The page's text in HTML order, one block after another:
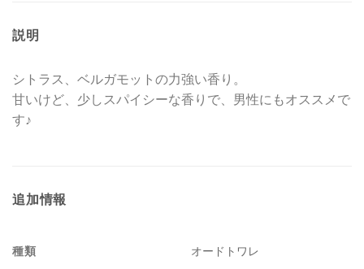
説明
シトラス、ベルガモットの力強い香り。
甘いけど、少しスパイシーな香りで、男性にもオススメで
す♪
追加情報
種類 オードトワレ